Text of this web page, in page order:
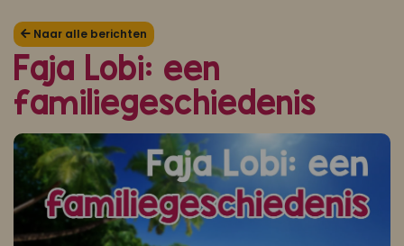
Koop ons bestseller kookboek
klik hier om je aan te melden voor Mijn Kookboek.
Naar alle berichten
Faja Lobi: een
familiegeschiedenis